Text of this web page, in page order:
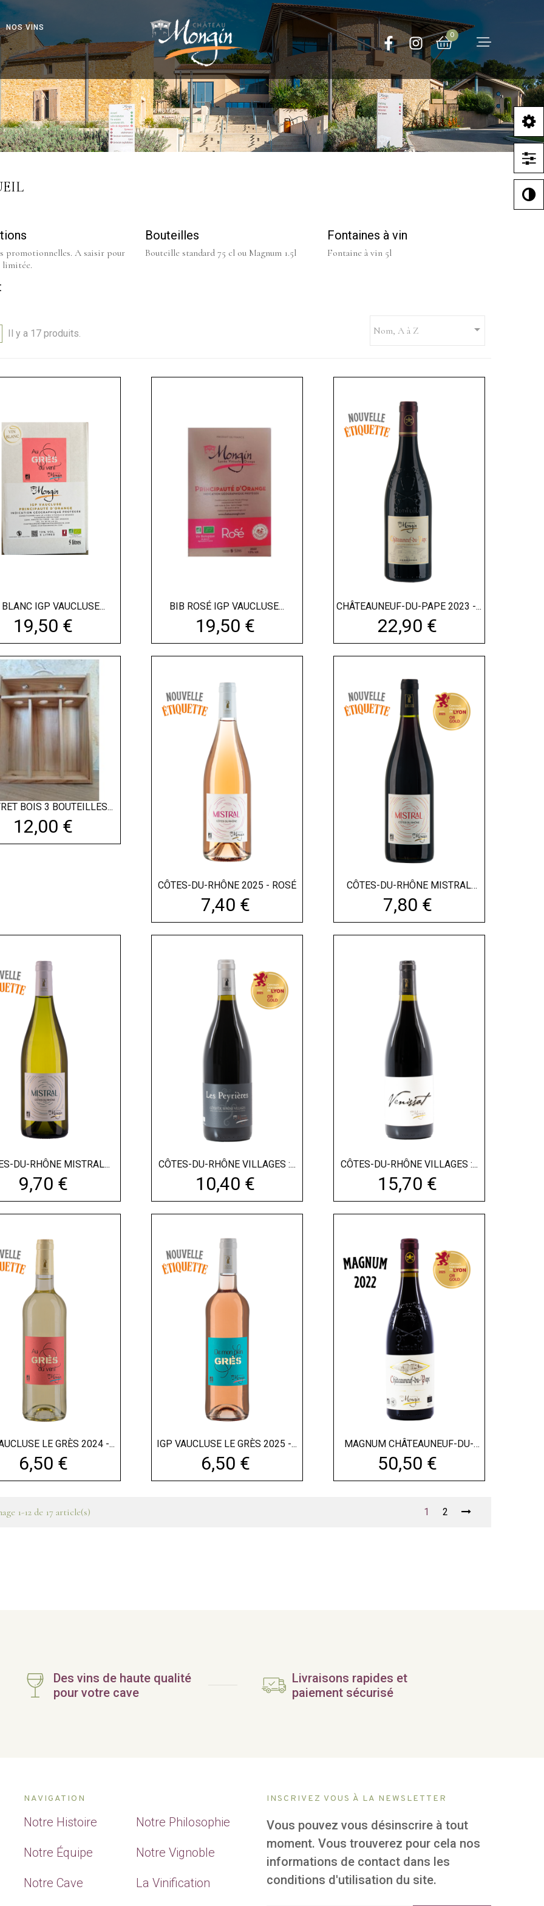
NOS VINS
0
promotionnelles. A saisir pour
limitée.
Bouteilles
Bouteille standard 75 cl ou Magnum 1.5l
Fontaines à vin
Fontaine à vin 5l
Il y a 17 produits. Nom, A à Z 
IGP VAUCLUSE...
Prix
19,50 €
BIB ROSÉ IGP VAUCLUSE...
Prix
19,50 €
CHÂTEAUNEUF-DU-PAPE 2023 -...
Prix
22,90 €
COFFRET BOIS 3 BOUTEILLES...
Prix
12,00 €
CÔTES-DU-RHÔNE 2025 - ROSÉ
Prix
7,40 €
CÔTES-DU-RHÔNE MISTRAL
2023...
Prix
7,80 €
DU-RHÔNE MISTRAL...
Prix
9,70 €
CÔTES-DU-RHÔNE VILLAGES :...
Prix
10,40 €
CÔTES-DU-RHÔNE VILLAGES :...
Prix
15,70 €
LE GRÈS 2024 -...
Prix
6,50 €
IGP VAUCLUSE LE GRÈS 2025 -...
Prix
6,50 €
MAGNUM CHÂTEAUNEUF-DU-
PAPE...
Prix
50,50 €
1-12 de 17 article(s) 1 2
Des vins de haute qualité
pour votre cave
Livraisons rapides et
paiement sécurisé
NAVIGATION
Notre Histoire Notre Philosophie
Notre Équipe Notre Vignoble
Notre Cave La Vinification
INSCRIVEZ VOUS À LA NEWSLETTER
Vous pouvez vous désinscrire à tout
moment. Vous trouverez pour cela nos
informations de contact dans les
conditions d'utilisation du site.